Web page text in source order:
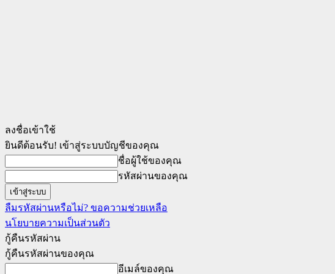
ลงชื่อเข้าใช้
ยินดีต้อนรับ! เข้าสู่ระบบบัญชีของคุณ
ชื่อผู้ใช้ของคุณ
รหัสผ่านของคุณ
ลืมรหัสผ่านหรือไม่? ขอความช่วยเหลือ
นโยบายความเป็นส่วนตัว
กู้คืนรหัสผ่าน
กู้คืนรหัสผ่านของคุณ
อีเมล์ของคุณ